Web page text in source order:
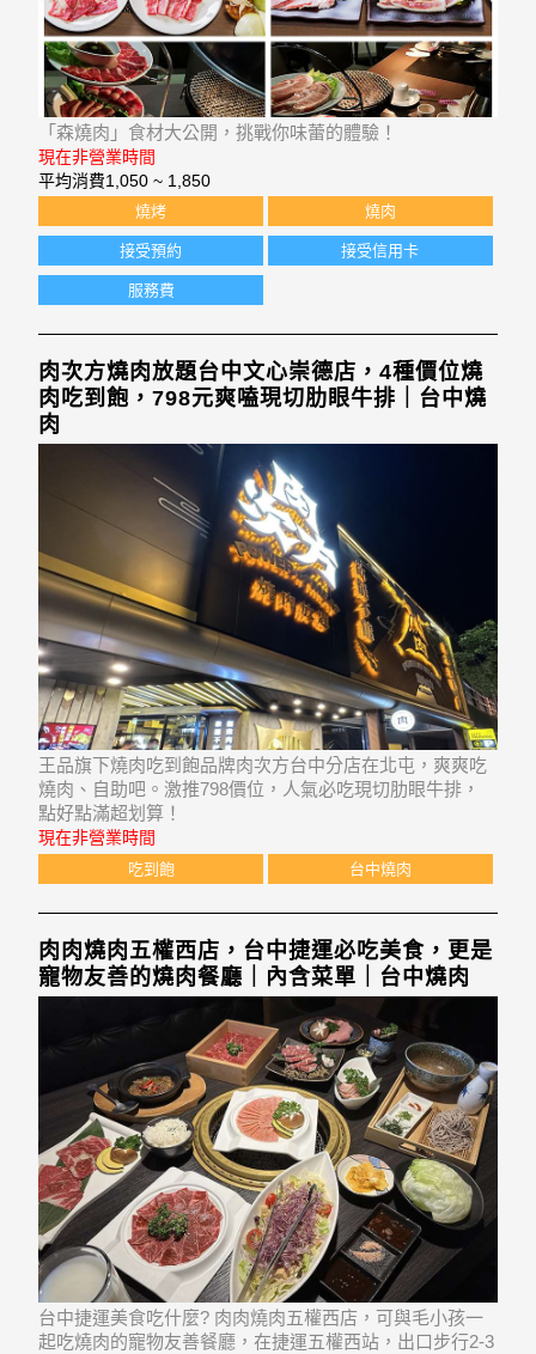
「森燒肉」食材大公開，挑戰你味蕾的體驗！
現在非營業時間
平均消費1,050 ~ 1,850
燒烤 燒肉
接受預約 接受信用卡
服務費
肉次方燒肉放題台中文心崇德店，4種價位燒
肉吃到飽，798元爽嗑現切肋眼牛排｜台中燒
肉
王品旗下燒肉吃到飽品牌肉次方台中分店在北屯，爽爽吃
燒肉、自助吧。激推798價位，人氣必吃現切肋眼牛排，
點好點滿超划算！
現在非營業時間
吃到飽 台中燒肉
肉肉燒肉五權西店，台中捷運必吃美食，更是
寵物友善的燒肉餐廳｜內含菜單｜台中燒肉
台中捷運美食吃什麼? 肉肉燒肉五權西店，可與毛小孩一
起吃燒肉的寵物友善餐廳，在捷運五權西站，出口步行2-3